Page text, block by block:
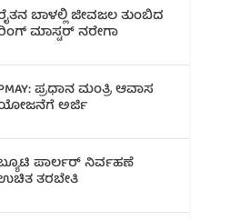
ಬಾಳಲ್ಲಿ ಜೀವಜಲ ತುಂಬಿದ
ಮಾಸ್ಟರ್ ನರೇಗಾ
ಪ್ರಧಾನ ಮಂತ್ರಿ ಆವಾಸ
ಅರ್ಜಿ
ಪಾರ್ಲರ್ ನಿರ್ವಹಣೆ
ತರಬೇತಿ